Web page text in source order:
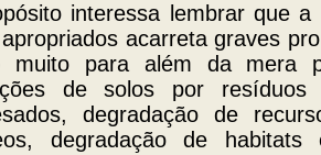
interessa lembrar que
acarreta graves
muito para além da mera
de solos por resíduos
degradação de
degradação de